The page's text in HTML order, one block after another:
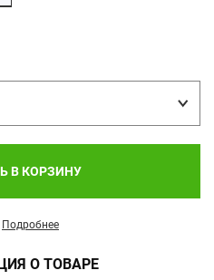
В КОРЗИНУ
Подробнее
О ТОВАРЕ